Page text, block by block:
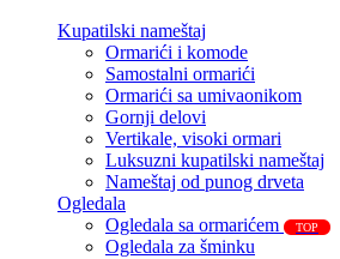
Kupatilski nameštaj
Ormarići i komode
Samostalni ormarići
Ormarići sa umivaonikom
Gornji delovi
Vertikale, visoki ormari
Luksuzni kupatilski nameštaj
Nameštaj od punog drveta
Ogledala
Ogledala sa ormarićem
TOP
Ogledala za šminku